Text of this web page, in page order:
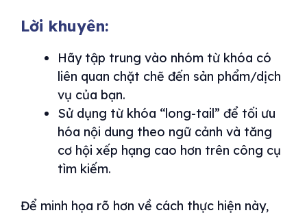
Lời khuyên:
Hãy tập trung vào nhóm từ khóa có
liên quan chặt chẽ đến sản phẩm/dịch
vụ của bạn.
Sử dụng từ khóa “long-tail” để tối ưu
hóa nội dung theo ngữ cảnh và tăng
cơ hội xếp hạng cao hơn trên công cụ
tìm kiếm.
Để minh họa rõ hơn về cách thực hiện này,